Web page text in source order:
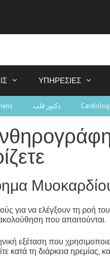
ΥΠΗΡΕΣΙΕΣ
دكتور قلب
για να ελέγξουν τη ροή
που απαιτούνται.
εξέταση που
κατά τη διάρκεια